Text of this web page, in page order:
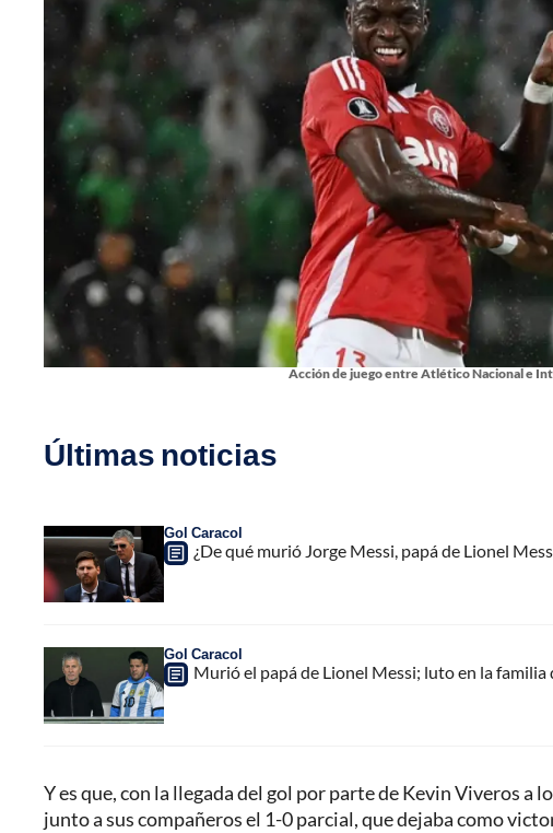
Acción de juego entre Atlético Nacional e
Últimas noticias
Gol Caracol
¿De qué murió Jorge Messi, papá de Lionel
Gol Caracol
Murió el papá de Lionel Messi; luto en la
Y es que, con la llegada del gol por parte de Kevin Viveros
junto a sus compañeros el 1-0 parcial, que dejaba como